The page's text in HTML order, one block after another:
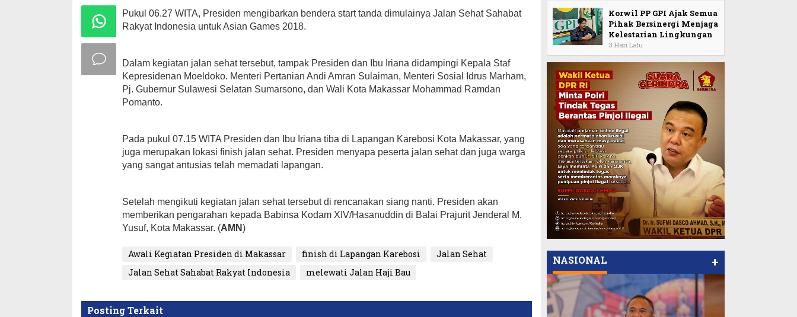
Pukul 06.27 WITA, Presiden mengibarkan bendera start tanda dimulainya Jalan Sehat Sahabat
Rakyat Indonesia untuk Asian Games 2018.
Dalam kegiatan jalan sehat tersebut, tampak Presiden dan Ibu Iriana didampingi Kepala Staf
Kepresidenan Moeldoko. Menteri Pertanian Andi Amran Sulaiman, Menteri Sosial Idrus Marham,
Pj. Gubernur Sulawesi Selatan Sumarsono, dan Wali Kota Makassar Mohammad Ramdan
Pomanto.
Pada pukul 07.15 WITA Presiden dan Ibu Iriana tiba di Lapangan Karebosi Kota Makassar, yang
juga merupakan lokasi finish jalan sehat. Presiden menyapa peserta jalan sehat dan juga warga
yang sangat antusias telah memadati lapangan.
Setelah mengikuti kegiatan jalan sehat tersebut di rencanakan siang nanti. Presiden akan
memberikan pengarahan kepada Babinsa Kodam XIV/Hasanuddin di Balai Prajurit Jenderal M.
Yusuf, Kota Makassar. (AMN)
Awali Kegiatan Presiden di Makassar finish di Lapangan Karebosi
Jalan Sehat
Jalan Sehat Sahabat Rakyat Indonesia
melewati Jalan Haji Bau
Posting Terkait
Korwil PP GPI Ajak Semua
Pihak Bersinergi Menjaga
Kelestarian Lingkungan
3 Hari Lalu
NASIONAL +